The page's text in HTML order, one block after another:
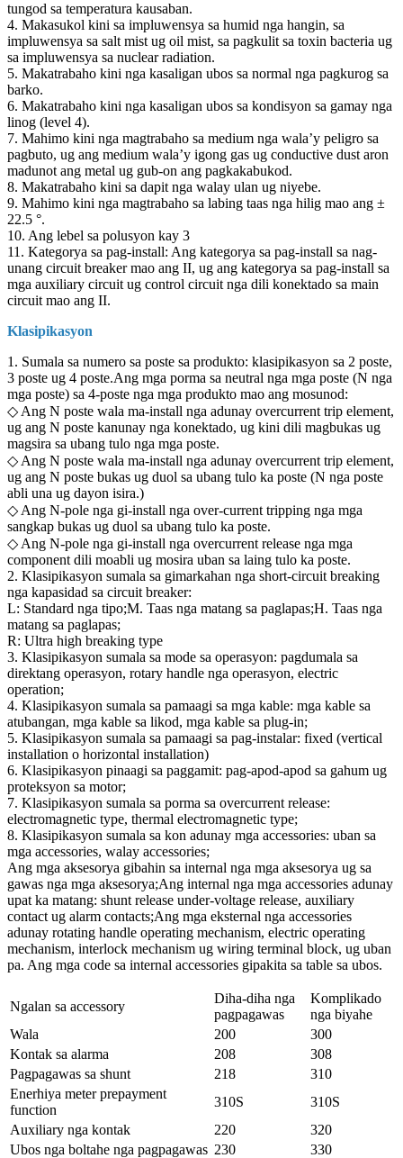
tungod sa temperatura kausaban.
4. Makasukol kini sa impluwensya sa humid nga hangin, sa
impluwensya sa salt mist ug oil mist, sa pagkulit sa toxin bacteria ug
sa impluwensya sa nuclear radiation.
5. Makatrabaho kini nga kasaligan ubos sa normal nga pagkurog sa
barko.
6. Makatrabaho kini nga kasaligan ubos sa kondisyon sa gamay nga
linog (level 4).
7. Mahimo kini nga magtrabaho sa medium nga wala’y peligro sa
pagbuto, ug ang medium wala’y igong gas ug conductive dust aron
madunot ang metal ug gub-on ang pagkakabukod.
8. Makatrabaho kini sa dapit nga walay ulan ug niyebe.
9. Mahimo kini nga magtrabaho sa labing taas nga hilig mao ang ±
22.5 °.
10. Ang lebel sa polusyon kay 3
11. Kategorya sa pag-install: Ang kategorya sa pag-install sa nag-
unang circuit breaker mao ang II, ug ang kategorya sa pag-install sa
mga auxiliary circuit ug control circuit nga dili konektado sa main
circuit mao ang II.
Klasipikasyon
1. Sumala sa numero sa poste sa produkto: klasipikasyon sa 2 poste,
3 poste ug 4 poste.Ang mga porma sa neutral nga mga poste (N nga
mga poste) sa 4-poste nga mga produkto mao ang mosunod:
◇ Ang N poste wala ma-install nga adunay overcurrent trip element,
ug ang N poste kanunay nga konektado, ug kini dili magbukas ug
magsira sa ubang tulo nga mga poste.
◇ Ang N poste wala ma-install nga adunay overcurrent trip element,
ug ang N poste bukas ug duol sa ubang tulo ka poste (N nga poste
abli una ug dayon isira.)
◇ Ang N-pole nga gi-install nga over-current tripping nga mga
sangkap bukas ug duol sa ubang tulo ka poste.
◇ Ang N-pole nga gi-install nga overcurrent release nga mga
component dili moabli ug mosira uban sa laing tulo ka poste.
2. Klasipikasyon sumala sa gimarkahan nga short-circuit breaking
nga kapasidad sa circuit breaker:
L: Standard nga tipo;M. Taas nga matang sa paglapas;H. Taas nga
matang sa paglapas;
R: Ultra high breaking type
3. Klasipikasyon sumala sa mode sa operasyon: pagdumala sa
direktang operasyon, rotary handle nga operasyon, electric
operation;
4. Klasipikasyon sumala sa pamaagi sa mga kable: mga kable sa
atubangan, mga kable sa likod, mga kable sa plug-in;
5. Klasipikasyon sumala sa pamaagi sa pag-instalar: fixed (vertical
installation o horizontal installation)
6. Klasipikasyon pinaagi sa paggamit: pag-apod-apod sa gahum ug
proteksyon sa motor;
7. Klasipikasyon sumala sa porma sa overcurrent release:
electromagnetic type, thermal electromagnetic type;
8. Klasipikasyon sumala sa kon adunay mga accessories: uban sa
mga accessories, walay accessories;
Ang mga aksesorya gibahin sa internal nga mga aksesorya ug sa
gawas nga mga aksesorya;Ang internal nga mga accessories adunay
upat ka matang: shunt release under-voltage release, auxiliary
contact ug alarm contacts;Ang mga eksternal nga accessories
adunay rotating handle operating mechanism, electric operating
mechanism, interlock mechanism ug wiring terminal block, ug uban
pa. Ang mga code sa internal accessories gipakita sa table sa ubos.
Ngalan sa accessory
Diha-diha nga
pagpagawas
Komplikado
nga biyahe
Wala
200
300
Kontak sa alarma
208
308
Pagpagawas sa shunt
218
310
Enerhiya meter prepayment
function
310S
310S
Auxiliary nga kontak
220
320
Ubos nga boltahe nga pagpagawas 230
330